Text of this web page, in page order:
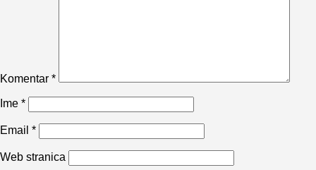
Komentar *
Ime *
Email *
Web stranica